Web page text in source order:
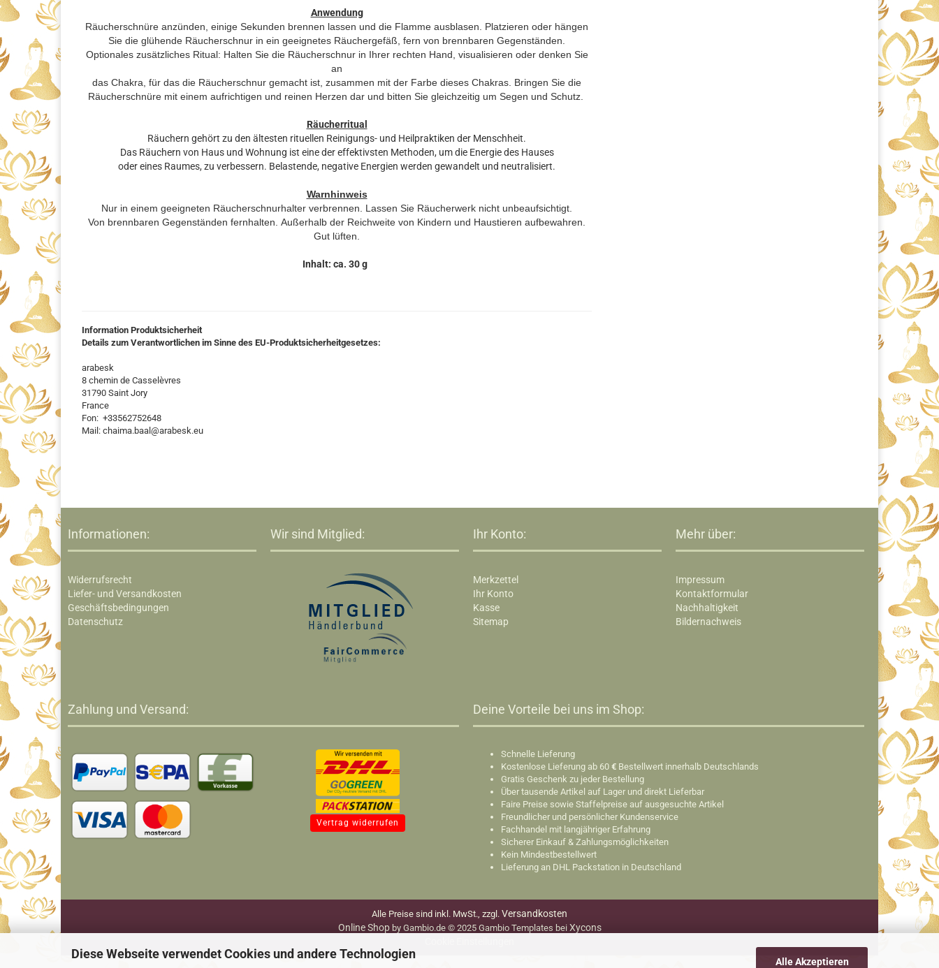
Diese Webseite verwendet Cookies und andere Technologien
Alle Akzeptieren
Anwendung
Räucherschnüre anzünden, einige Sekunden brennen lassen und die Flamme ausblasen. Platzieren oder hängen
Sie die glühende Räucherschnur in ein geeignetes Räuchergefäß, fern von brennbaren Gegenständen.
Optionales zusätzliches Ritual: Halten Sie die Räucherschnur in Ihrer rechten Hand, visualisieren oder denken Sie
an
das Chakra, für das die Räucherschnur gemacht ist, zusammen mit der Farbe dieses Chakras. Bringen Sie die
Räucherschnüre mit einem aufrichtigen und reinen Herzen dar und bitten Sie gleichzeitig um Segen und Schutz.
Räucherritual
Räuchern gehört zu den ältesten rituellen Reinigungs- und Heilpraktiken der Menschheit.
Das Räuchern von Haus und Wohnung ist eine der effektivsten Methoden, um die Energie des Hauses
oder eines Raumes, zu verbessern. Belastende, negative Energien werden gewandelt und neutralisiert.
Warnhinweis
Nur in einem geeigneten Räucherschnurhalter verbrennen. Lassen Sie Räucherwerk nicht unbeaufsichtigt.
Von brennbaren Gegenständen fernhalten. Außerhalb der Reichweite von Kindern und Haustieren aufbewahren.
Gut lüften.
Inhalt: ca. 30 g
Information Produktsicherheit
Details zum Verantwortlichen im Sinne des EU-Produktsicherheitgesetzes:
arabesk
8 chemin de Casselèvres
31790 Saint Jory
France
Fon: +33562752648
Mail: chaima.baal@arabesk.eu
Informationen:
Widerrufsrecht
Liefer- und Versandkosten
Geschäftsbedingungen
Datenschutz
Wir sind Mitglied: Ihr Konto:
Merkzettel
Ihr Konto
Kasse
Sitemap
Mehr über:
Impressum
Kontaktformular
Nachhaltigkeit
Bildernachweis
Zahlung und Versand:
Vertrag widerrufen
Deine Vorteile bei uns im Shop:​
Schnelle Lieferung
Kostenlose Lieferung ab 60 € Bestellwert innerhalb Deutschlands
Gratis Geschenk zu jeder Bestellung
Über tausende Artikel auf Lager und direkt Lieferbar
Faire Preise sowie Staffelpreise auf ausgesuchte Artikel
Freundlicher und persönlicher Kundenservice
Fachhandel mit langjähriger Erfahrung
Sicherer Einkauf & Zahlungsmöglichkeiten
Kein Mindestbestellwert
Lieferung an DHL Packstation in Deutschland
Alle Preise sind inkl. MwSt., zzgl. Versandkosten
Online Shopby Gambio.de © 2025 Gambio Templates bei Xycons